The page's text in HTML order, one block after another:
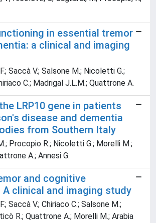
in essential tremor
a clinical and imaging
Saccà V.; Salsone M.; Nicoletti G.;
C.; Madrigal J.L.M.; Quattrone A.
LRP10 gene in patients
disease and dementia
from Southern Italy
Procopio R.; Nicoletti G.; Morelli M.;
A.; Annesi G.
and cognitive
clinical and imaging study
Saccà V.; Chiriaco C.; Salsone M.;
R.; Quattrone A.; Morelli M.; Arabia